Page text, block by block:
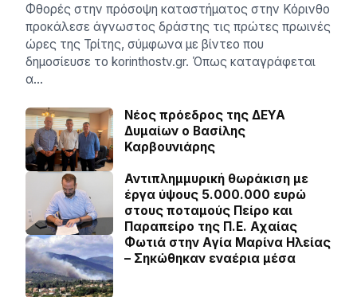
Φθορές στην πρόσοψη καταστήματος στην Κόρινθο
προκάλεσε άγνωστος δράστης τις πρώτες πρωινές
ώρες της Τρίτης, σύμφωνα με βίντεο που
δημοσίευσε το korinthostv.gr. Όπως καταγράφεται
α…
Νέος πρόεδρος της ΔΕΥΑ
Δυμαίων ο Βασίλης
Καρβουνιάρης
Αντιπλημμυρική θωράκιση με
έργα ύψους 5.000.000 ευρώ
στους ποταμούς Πείρο και
Παραπείρο της Π.Ε. Αχαίας
Φωτιά στην Aγία Μαρίνα Ηλείας
– Σηκώθηκαν εναέρια μέσα